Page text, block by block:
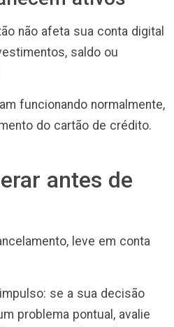
não afeta sua conta digital
saldo ou
funcionando normalmente,
do cartão de crédito.
antes de
leve em conta
se a sua decisão
problema pontual, avalie